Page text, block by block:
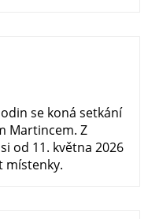
se koná setkání
Martincem. Z
od 11. května 2026
místenky.